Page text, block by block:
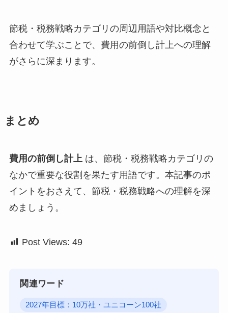
節税・税務戦略カテゴリの周辺用語や対比概念と
合わせて学ぶことで、費用の前倒し計上への理解
がさらに深まります。
まとめ
費用の前倒し計上は、節税・税務戦略カテゴリの
なかで重要な役割を果たす用語です。本記事のポ
イントをおさえて、節税・税務戦略への理解を深
めましょう。
Post Views: 49
関連ワード
2027年目標：10万社・ユニコーン100社